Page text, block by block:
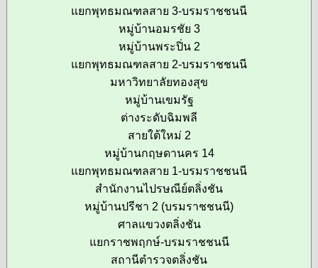
แยกพุทธมณฑลสาย 3-บรมราชชนนี
หมู่บ้านอมรชัย 3
หมู่บ้านพระปิ่น 2
แยกพุทธมณฑลสาย 2-บรมราชชนนี
มหาวิทยาลัยทองสุข
หมู่บ้านเขมรัฐ
ต่างระดับฉิมพลี
สายใต้ใหม่ 2
หมู่บ้านกฤษดานคร 14
แยกพุทธมณฑลสาย 1-บรมราชชนนี
สำนักงานไปรษณีย์ตลิ่งชัน
หมู่บ้านปรีชา 2 (บรมราชชนนี)
ศาลแขวงตลิ่งชัน
แยกราชพฤกษ์-บรมราชชนนี
สถานีตำรวจตลิ่งชัน